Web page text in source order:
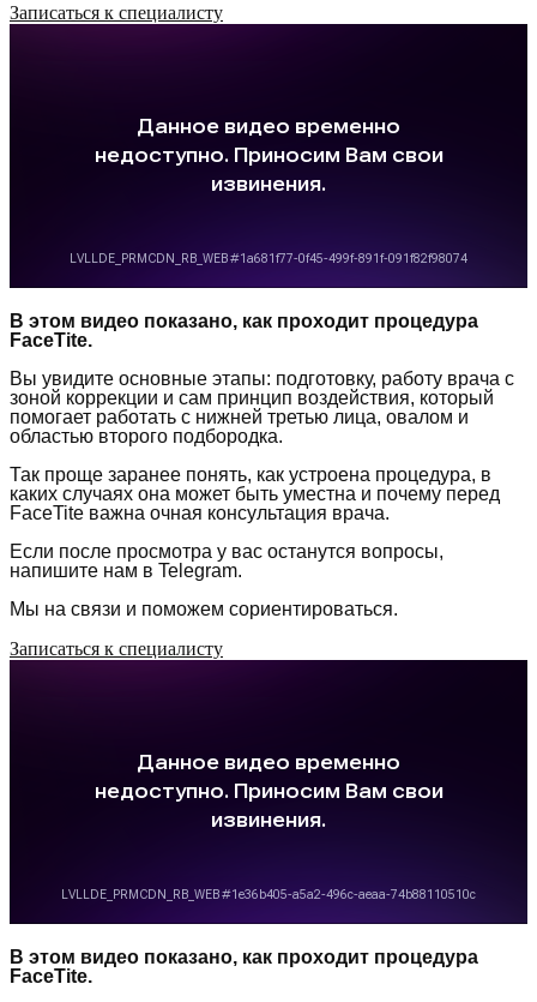
Записаться к специалисту
В этом видео показано, как проходит процедура
FaceTite.
Вы увидите основные этапы: подготовку, работу врача с
зоной коррекции и сам принцип воздействия, который
помогает работать с нижней третью лица, овалом и
областью второго подбородка.
Так проще заранее понять, как устроена процедура, в
каких случаях она может быть уместна и почему перед
FaceTite важна очная консультация врача.
Если после просмотра у вас останутся вопросы,
напишите нам в Telegram.
Мы на связи и поможем сориентироваться.
Записаться к специалисту
В этом видео показано, как проходит процедура
FaceTite.